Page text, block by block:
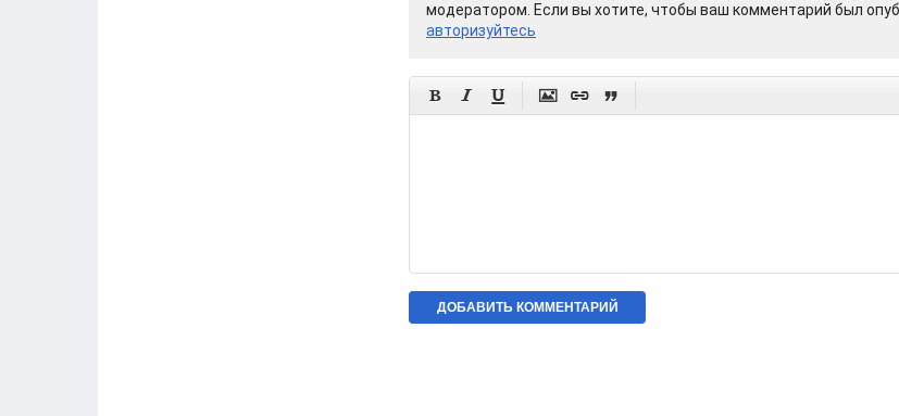
модератором. Если вы хотите, чтобы ваш комментарий был
авторизуйтесь
     